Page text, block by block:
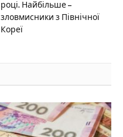
році. Найбільше –
зловмисники з Північної
Кореї